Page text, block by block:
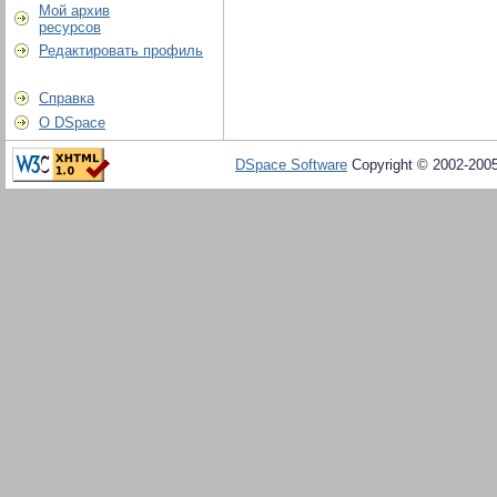
Мой архив
ресурсов
Редактировать профиль
Справка
О DSpace
DSpace Software Copyright © 2002-